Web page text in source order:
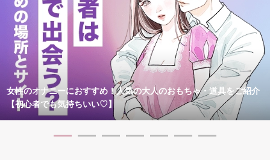
女性のオナニーにおすすめ！人気の大人のおもちゃ・道具をご紹介
【初心者でも気持ちいい♡】